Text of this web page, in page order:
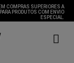
COMPRAS SUPERIORES A
PRODUTOS COM ENVIO
ESPECIAL.